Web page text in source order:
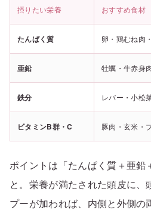
摂りたい栄養 おすすめ食材
たんぱく質 卵・鶏むね肉
亜鉛 牡蠣・牛赤身
鉄分 レバー・小松
ビタミンB群・C 豚肉・玄米・
ポイントは「たんぱく質＋亜鉛
と。栄養が満たされた頭皮に、
プーが加われば、内側と外側の